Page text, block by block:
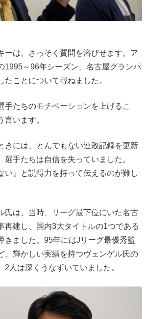
ーは、さっそく質問を浴びせます。ア
1995～96年シーズン、名古屋グランパ
たことについて尋ねました。
手たちのモチベーションを上げるこ
言います。
きには、とんでもない連敗記録を更新
選手たちは自信を失っていました。
い』と説得力を持って伝えるのが難し
氏は、当時、リーグ最下位にいた名古
再建し、国内3大タイトルの1つである
きました。95年にはJリーグ最優秀監
、輝かしい実績を持つヴェンゲル氏の
2人は深くうなずいていました。